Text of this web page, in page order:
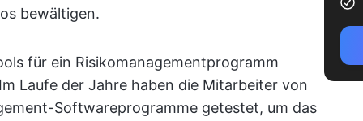
bewältigen.
für ein Risikomanagementprogramm
Laufe der Jahre haben die Mitarbeiter von
Softwareprogramme getestet, um das